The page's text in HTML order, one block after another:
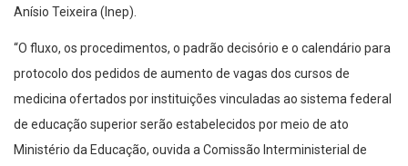
Anísio Teixeira (Inep).
“O fluxo, os procedimentos, o padrão decisório e o calendário para
protocolo dos pedidos de aumento de vagas dos cursos de
medicina ofertados por instituições vinculadas ao sistema federal
de educação superior serão estabelecidos por meio de ato
Ministério da Educação, ouvida a Comissão Interministerial de